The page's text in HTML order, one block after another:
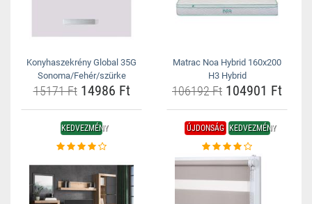
Konyhaszekrény Global 35G
Sonoma/Fehér/szürke
15171 Ft14986 Ft
Matrac Noa Hybrid 160x200
H3 Hybrid
106192 Ft 104901 Ft
KEDVEZMÉNY ÚJDONSÁG KEDVEZMÉNY